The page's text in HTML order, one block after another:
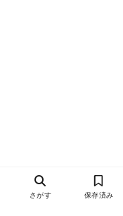
さがす 保存済み